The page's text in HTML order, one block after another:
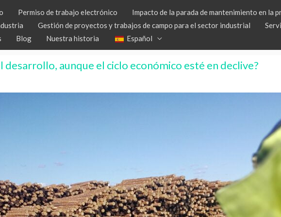
Permiso de trabajo electrónico
Impacto de la parada de mantenimiento en la
Gestión de proyectos y trabajos de campo para el sector industrial
Blog Nuestra historia Español
desarrollo, aunque el ciclo económico esté en declive?